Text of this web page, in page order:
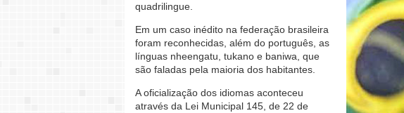
quadrilingue.
Em um caso inédito na federação brasileira
foram reconhecidas, além do português, as
línguas nheengatu, tukano e baniwa, que
são faladas pela maioria dos habitantes.
A oficialização dos idiomas aconteceu
através da Lei Municipal 145, de 22 de